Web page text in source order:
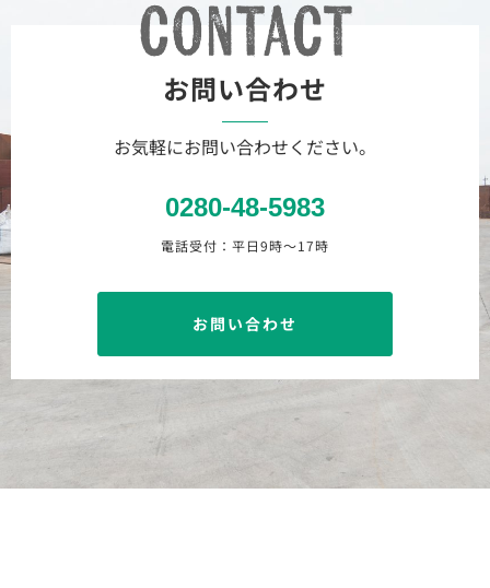
お問い合わせ
お気軽にお問い合わせください。
0280-48-5983
電話受付：平日9時〜17時
お問い合わせ